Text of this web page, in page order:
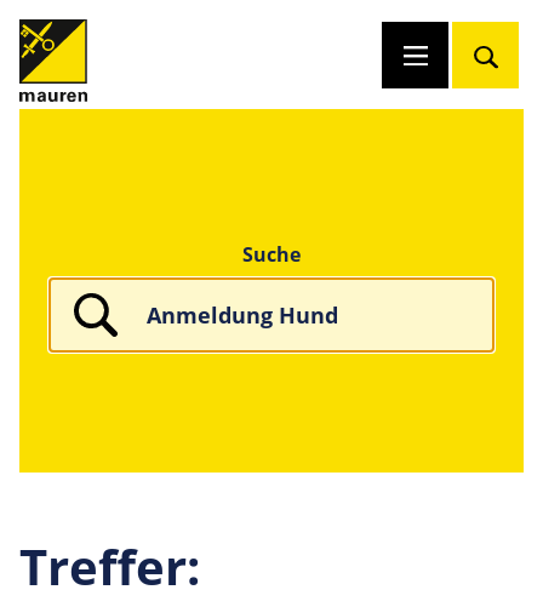
Suche
Treffer: